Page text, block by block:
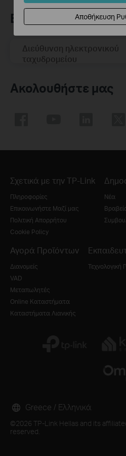
Εγγραφή
Διεύθυνση ηλεκτρονικού
ταχυδρομείου
Ακολουθήστε μας
Σχετικά με την TP-Link
Πληροφορίες
Επικοινωνήστε Μαζί μας
Πολιτική Απορρήτου
Cookie Policy
Νέα
Αγορά Προϊόντων
Διανομείς
VAD
Μεταπωλητές
Online Καταστήματα
Καταστήματα Λιανικής
Τεχνολογική
©2026 TP-Link Hellas and its
reserved.
Greece / Ελληνικά
Αποθήκευση